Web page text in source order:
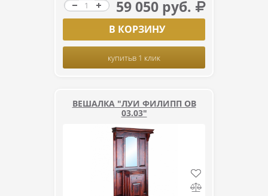
59 050 руб.
В КОРЗИНУ
купитьв 1 клик
ВЕШАЛКА "ЛУИ ФИЛИПП ОВ
03.03"